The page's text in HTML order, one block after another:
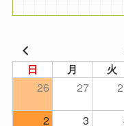
日 月 火
26 27
2
3